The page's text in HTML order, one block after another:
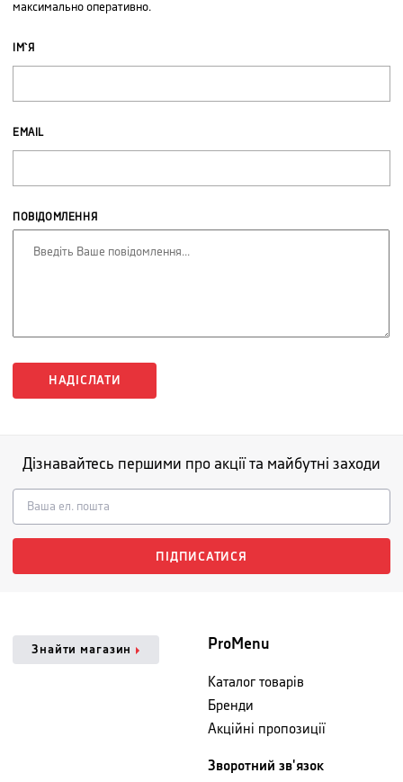
максимально оперативно.
ІМ`Я
EMAIL
ПОВІДОМЛЕННЯ
НАДІСЛАТИ
Дізнавайтесь першими про акції та майбутні заходи
ПІДПИСАТИСЯ
Знайти магазин ProMenu
Каталог товарів
Бренди
Акційні пропозиції
Зворотний зв'язок